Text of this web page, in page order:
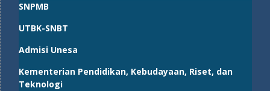
SNPMB
UTBK-SNBT
Admisi Unesa
Kementerian Pendidikan, Kebudayaan, Riset, dan
Teknologi